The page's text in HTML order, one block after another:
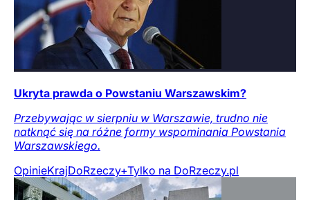
Ukryta prawda o Powstaniu Warszawskim?
Przebywając w sierpniu w Warszawie, trudno nie
natknąć się na różne formy wspominania Powstania
Warszawskiego.
OpinieKrajDoRzeczy+Tylko na DoRzeczy.pl